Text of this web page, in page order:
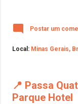
Postar um
Local: Minas Gerais,
📍 Passa
Parque Hotel